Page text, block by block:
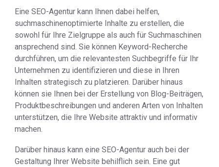
Eine SEO-Agentur kann Ihnen dabei helfen,
suchmaschinenoptimierte Inhalte zu erstellen, die
sowohl für Ihre Zielgruppe als auch für Suchmaschinen
ansprechend sind. Sie können Keyword-Recherche
durchführen, um die relevantesten Suchbegriffe für Ihr
Unternehmen zu identifizieren und diese in Ihren
Inhalten strategisch zu platzieren. Darüber hinaus
können sie Ihnen bei der Erstellung von Blog-Beiträgen,
Produktbeschreibungen und anderen Arten von Inhalten
unterstützen, die Ihre Website attraktiv und informativ
machen.
Darüber hinaus kann eine SEO-Agentur auch bei der
Gestaltung Ihrer Website behilflich sein. Eine gut